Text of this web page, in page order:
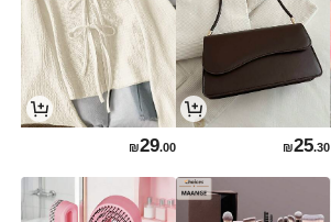
₪25.30
₪29.00